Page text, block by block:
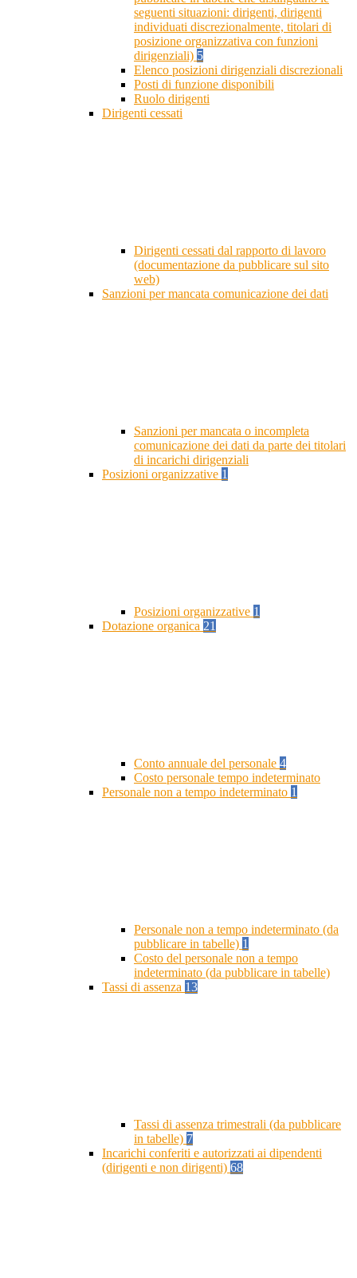
seguenti situazioni: dirigenti, dirigenti
individuati discrezionalmente, titolari di
posizione organizzativa con funzioni
dirigenziali) 5
Elenco posizioni dirigenziali discrezionali
Posti di funzione disponibili
Ruolo dirigenti
Dirigenti cessati
Dirigenti cessati dal rapporto di lavoro
(documentazione da pubblicare sul sito
web)
Sanzioni per mancata comunicazione dei dati
Sanzioni per mancata o incompleta
comunicazione dei dati da parte dei titolari
di incarichi dirigenziali
Posizioni organizzative 1
Posizioni organizzative 1
Dotazione organica 21
Conto annuale del personale 4
Costo personale tempo indeterminato
Personale non a tempo indeterminato 1
Personale non a tempo indeterminato (da
pubblicare in tabelle) 1
Costo del personale non a tempo
indeterminato (da pubblicare in tabelle)
Tassi di assenza 13
Tassi di assenza trimestrali (da pubblicare
in tabelle) 7
Incarichi conferiti e autorizzati ai dipendenti
(dirigenti e non dirigenti) 68